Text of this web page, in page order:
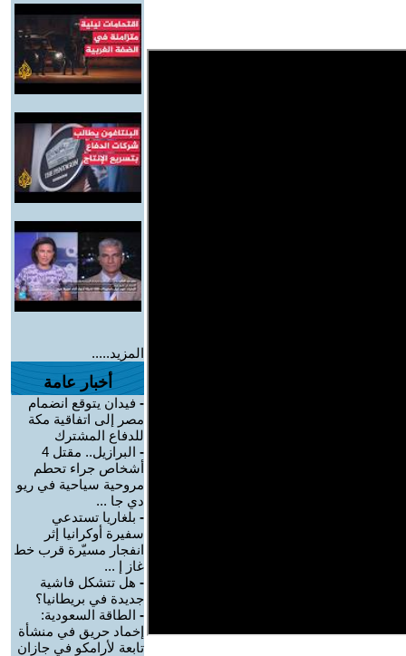
المزيد.....
أخبار عامة
- فيدان يتوقع انضمام
مصر إلى اتفاقية مكة
للدفاع المشترك
-
البرازيل.. مقتل 4
أشخاص جراء تحطم
مروحية سياحية في ريو
دي جا ...
- بلغاريا تستدعي
سفيرة أوكرانيا إثر
انفجار مسيّرة قرب خط
غاز إ ...
- هل تتشكل فاشية
جديدة في بريطانيا؟
- الطاقة السعودية:
إخماد حريق في منشأة
تابعة لأرامكو في جازان